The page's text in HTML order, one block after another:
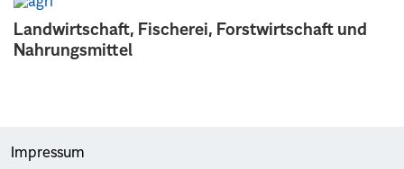
Landwirtschaft, Fischerei, Forstwirtschaft und
Nahrungsmittel
Impressum